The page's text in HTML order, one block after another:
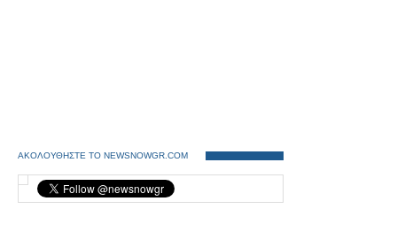
ΑΚΟΛΟΥΘΗΣΤΕ ΤΟ NEWSNOWGR.COM